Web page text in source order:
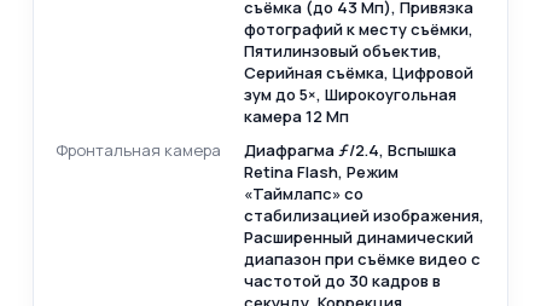
съёмка (до 43 Мп), Привязка
фотографий к месту съёмки,
Пятилинзовый объектив,
Серийная съёмка, Цифровой
зум до 5×, Широкоугольная
камера 12 Мп
Фронтальная камера
Диафрагма ƒ/2.4, Вспышка
Retina Flash, Режим
«Таймлапс» со
стабилизацией изображения,
Расширенный динамический
диапазон при съёмке видео с
частотой до 30 кадров в